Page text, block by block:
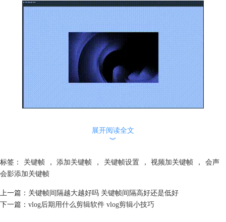
图1：关键帧设置前视频
整个视频是运动的，可以观察到下图GIF图片与图1的变化，这就是关键
帧的作用。
展开阅读全文
︾
标签： 关键帧 ， 添加关键帧 ， 关键帧设置 ， 视频加关键帧 ，
会声
会影添加关键帧
上一篇： 关键帧间隔越大越好吗 关键帧间隔高好还是低好
下一篇： vlog后期用什么剪辑软件 vlog剪辑小技巧